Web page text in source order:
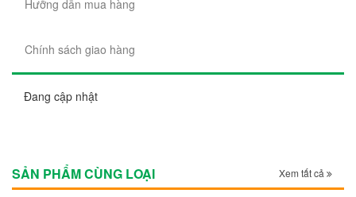
Hưỡng dẫn mua hàng
Chính sách giao hàng
Đang cập nhật
SẢN PHẨM CÙNG LOẠI Xem tất cả